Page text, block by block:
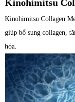
Kinohimitsu
Kinohimitsu Collagen
giúp bổ sung collagen,
hóa.